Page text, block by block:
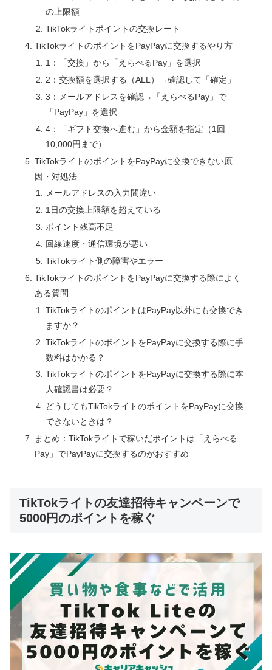
の上限額
TikTokライトポイントの交換レート
TikTokライトのポイントをPayPayに交換するやり方
1：「交換」から「えらべるPay」を選択
2：交換額を選択する（ALL）→確認して「確定」
3：メールアドレスを確認→「えらべるPay」で
「PayPay」を選択
4：「ギフト交換へ進む」から金額を指定（1回
10,000円まで）
TikTokライトのポイントをPayPayに交換できない原
因・対処法
メールアドレスの入力間違い
1日の交換上限額を超えている
ポイント残高不足
回線速度・通信環境が悪い
TikTokライト側の障害やエラー
TikTokライトのポイントをPayPayに交換する際によく
ある質問
TikTokライトのポイントはPayPay以外にも交換でき
ますか？
TikTokライトのポイントをPayPayに交換する際に手
数料はかかる？
TikTokライトのポイントをPayPayに交換する際に本
人確認書は必要？
どうしてもTikTokライトのポイントをPayPayに交換
できないときは？
まとめ：TikTokライトで稼いだポイントは「えらべる
Pay」でPayPayに交換するのがおすすめ
TikTokライトの友達招待キャンペーンで
5000円のポイントを稼ぐ